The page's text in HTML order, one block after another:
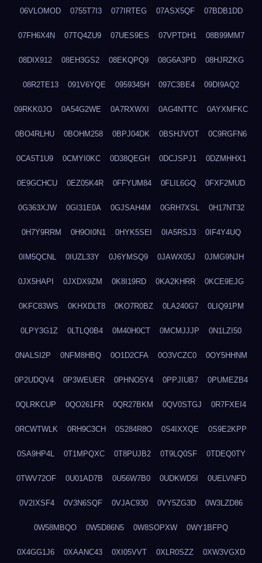
06VLOMOD 0755T7I3 077IRTEG 07ASX5QF 07BDB1DD
07FH6X4N 07TQ4ZU9 07UES9ES 07VPTDH1 08B99MM7
08DIX912 08EH3GS2 08EKQPQ9 08G6A3PD 08HJRZKG
08R2TE13 091V6YQE 0959345H 097C3BE4 09DI9AQ2
09RKK0JO 0A54G2WE 0A7RXWXI 0AG4NTTC 0AYXMFKC
0BO4RLHU 0BOHM258 0BPJ04DK 0BSHJVOT 0C9RGFN6
0CA5T1U9 0CMYI0KC 0D38QEGH 0DCJSPJ1 0DZMHHX1
0E9GCHCU 0EZ05K4R 0FFYUM84 0FLIL6GQ 0FXF2MUD
0G363XJW 0GI31E0A 0GJSAH4M 0GRH7XSL 0H17NT32
0H7Y9RRM 0H9OI0N1 0HYK5SEI 0IA5RSJ3 0IF4Y4UQ
0IM5QCNL 0IUZL33Y 0J6YMSQ9 0JAWX05J 0JMG9NJH
0JX5HAPI 0JXDX9ZM 0K8I19RD 0KA2KHRR 0KCE9EJG
0KFC83WS 0KHXDLT8 0KO7R0BZ 0LA240G7 0LIQ91PM
0LPY3G1Z 0LTLQ0B4 0M40H0CT 0MCMJJJP 0N1LZI50
0NALSI2P 0NFM8HBQ 0O1D2CFA 0O3VCZC0 0OY5HHNM
0P2UDQV4 0P3WEUER 0PHNO5Y4 0PPJIUB7 0PUMEZB4
0QLRKCUP 0QO261FR 0QR27BKM 0QV0STGJ 0R7FXEI4
0RCWTWLK 0RH9C3CH 0S284R8O 0S4IXXQE 0S9E2KPP
0SA9HP4L 0T1MPQXC 0T8PUJB2 0T9LQ0SF 0TDEQ0TY
0TWV72OF 0U01AD7B 0U56W7B0 0UDKWD5I 0UELVNFD
0V2IXSF4 0V3N6SQF 0VJAC930 0VY5ZG3D 0W3LZD86
0W58MBQO 0W5D86N5 0W8SOPXW 0WY1BFPQ
0X4GG1J6 0XAANC43 0XI05VVT 0XLR0SZZ 0XW3VGXD